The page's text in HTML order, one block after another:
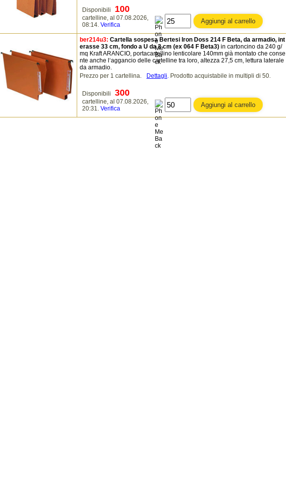
Disponibili 100
cartelline, al 07.08.2026,
08:14. Verifica
ber214u3: Cartella sospesa Bertesi Iron Doss 214 F Beta, da armadio, int
erasse 33 cm, fondo a U da 3 cm (ex 064 F Beta3) in cartoncino da 240 g/
mq Kraft ARANCIO, portacartellino lenticolare 140mm già montato che conse
nte anche l‘aggancio delle cartelline tra loro, altezza 27,5 cm, lettura laterale
da armadio.
Prezzo per 1 cartellina.
Dettagli. Prodotto acquistabile in multipli di 50.
Disponibili 300
cartelline, al 07.08.2026,
20:31. Verifica